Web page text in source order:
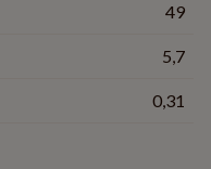
49
5,7
0,31